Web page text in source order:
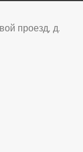
проезд, д.